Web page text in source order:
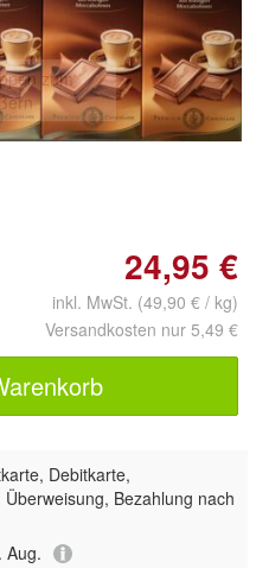
zum
24,95 €
inkl. MwSt. (49,90 € / kg)
Versandkosten nur 5,49 €
Debitkarte,
Bezahlung nach
Aug.